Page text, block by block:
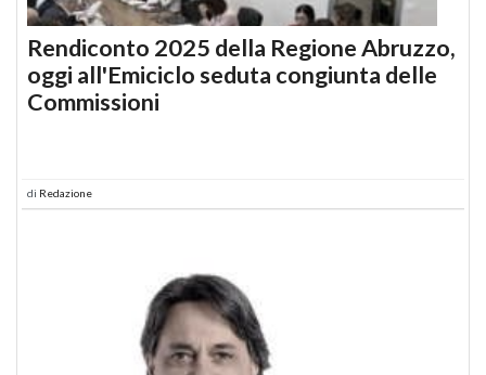
Rendiconto 2025 della Regione Abruzzo,
oggi all'Emiciclo seduta congiunta delle
Commissioni
di Redazione